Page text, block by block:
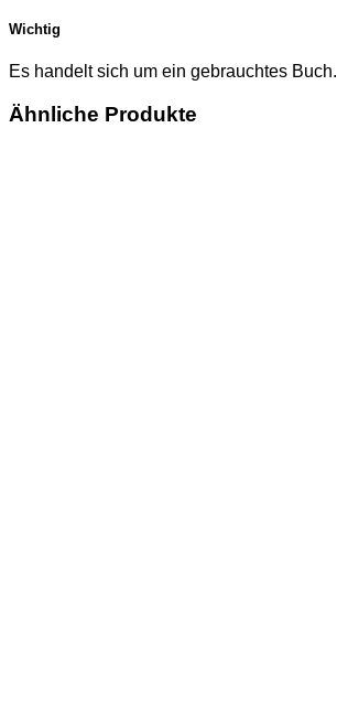
Wichtig
Es handelt sich um ein gebrauchtes Buch.
Ähnliche Produkte